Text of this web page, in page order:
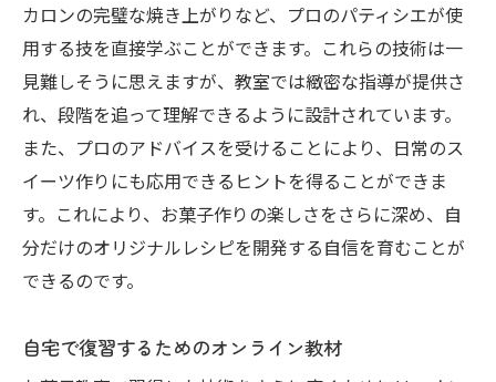
趣味を超えてプロフェッショナルを目指す
ステップ
家族や友人を驚かせる技術の進化
イベントやパーティーで活躍するスキル
お菓子作りを通した自己表現の可能性
学び続けることで広がる未来の可能性
プロ並みの技術を習得！お菓子教室での全課程
を楽しもう
実習を通して理論を実践に活かす方法
カロンの完璧な焼き上がりなど、プロのパティシエが使
用する技を直接学ぶことができます。これらの技術は一
見難しそうに思えますが、教室では緻密な指導が提供さ
れ、段階を追って理解できるように設計されています。
また、プロのアドバイスを受けることにより、日常のス
イーツ作りにも応用できるヒントを得ることができま
す。これにより、お菓子作りの楽しさをさらに深め、自
分だけのオリジナルレシピを開発する自信を育むことが
できるのです。
自宅で復習するためのオンライン教材